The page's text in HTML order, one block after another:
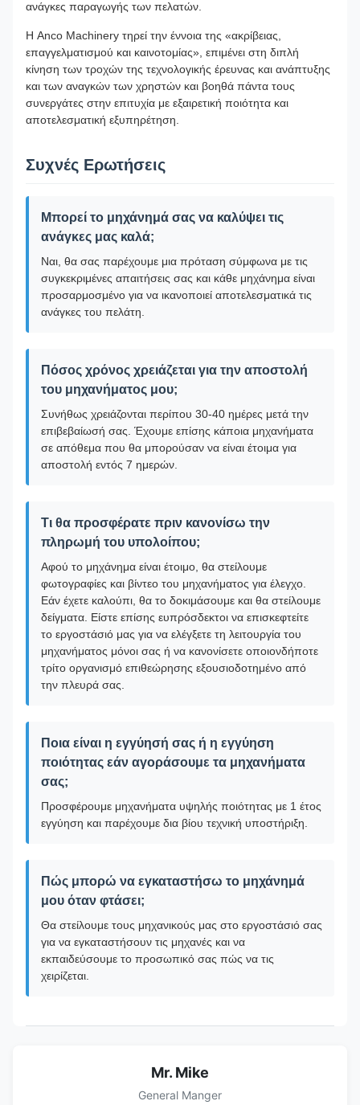
ανάγκες παραγωγής των πελατών.
Η Anco Machinery τηρεί την έννοια της «ακρίβειας,
επαγγελματισμού και καινοτομίας», επιμένει στη διπλή
κίνηση των τροχών της τεχνολογικής έρευνας και ανάπτυξης
και των αναγκών των χρηστών και βοηθά πάντα τους
συνεργάτες στην επιτυχία με εξαιρετική ποιότητα και
αποτελεσματική εξυπηρέτηση.
Συχνές Ερωτήσεις
Μπορεί το μηχάνημά σας να καλύψει τις
ανάγκες μας καλά;
Ναι, θα σας παρέχουμε μια πρόταση σύμφωνα με τις
συγκεκριμένες απαιτήσεις σας και κάθε μηχάνημα είναι
προσαρμοσμένο για να ικανοποιεί αποτελεσματικά τις
ανάγκες του πελάτη.
Πόσος χρόνος χρειάζεται για την αποστολή
του μηχανήματος μου;
Συνήθως χρειάζονται περίπου 30-40 ημέρες μετά την
επιβεβαίωσή σας. Έχουμε επίσης κάποια μηχανήματα
σε απόθεμα που θα μπορούσαν να είναι έτοιμα για
αποστολή εντός 7 ημερών.
Τι θα προσφέρατε πριν κανονίσω την
πληρωμή του υπολοίπου;
Αφού το μηχάνημα είναι έτοιμο, θα στείλουμε
φωτογραφίες και βίντεο του μηχανήματος για έλεγχο.
Εάν έχετε καλούπι, θα το δοκιμάσουμε και θα στείλουμε
δείγματα. Είστε επίσης ευπρόσδεκτοι να επισκεφτείτε
το εργοστάσιό μας για να ελέγξετε τη λειτουργία του
μηχανήματος μόνοι σας ή να κανονίσετε οποιονδήποτε
τρίτο οργανισμό επιθεώρησης εξουσιοδοτημένο από
την πλευρά σας.
Ποια είναι η εγγύησή σας ή η εγγύηση
ποιότητας εάν αγοράσουμε τα μηχανήματα
σας;
Προσφέρουμε μηχανήματα υψηλής ποιότητας με 1 έτος
εγγύηση και παρέχουμε δια βίου τεχνική υποστήριξη.
Πώς μπορώ να εγκαταστήσω το μηχάνημά
μου όταν φτάσει;
Θα στείλουμε τους μηχανικούς μας στο εργοστάσιό σας
για να εγκαταστήσουν τις μηχανές και να
εκπαιδεύσουμε το προσωπικό σας πώς να τις
χειρίζεται.
Mr. Mike
General Manger